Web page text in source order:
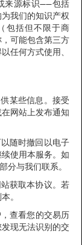
来源标识——包括
我们的知识产权
包括但不限于商
可能包含第三方
任何方式使用、
某些信息。接受
网站上发布通知
随时撤回以电子
使用本服务。如
分与我们联系。
获取本协议。若
。
查看您的交易历
现无法识别的交